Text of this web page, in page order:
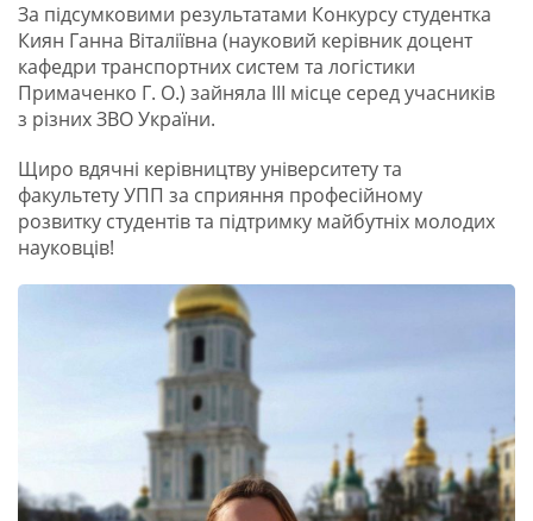
За підсумковими результатами Конкурсу студентка
Киян Ганна Віталіївна (науковий керівник доцент
кафедри транспортних систем та логістики
Примаченко Г. О.) зайняла ІІІ місце серед учасників
з різних ЗВО України.
Щиро вдячні керівництву університету та
факультету УПП за сприяння професійному
розвитку студентів та підтримку майбутніх молодих
науковців!